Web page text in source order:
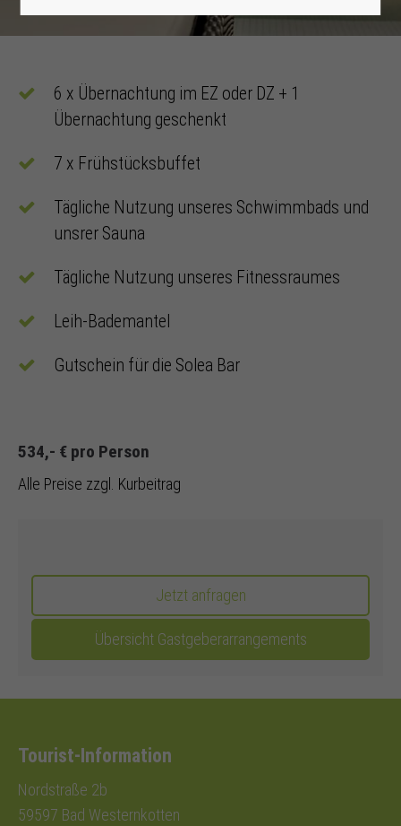
6 x Übernachtung im EZ oder DZ + 1
Übernachtung geschenkt
7 x Frühstücksbuffet
Tägliche Nutzung unseres Schwimmbads und
unsrer Sauna
Tägliche Nutzung unseres Fitnessraumes
Leih-Bademantel
Gutschein für die Solea Bar
534,- € pro Person
Alle Preise zzgl. Kurbeitrag
Jetzt anfragen
Übersicht Gastgeberarrangements
Tourist-Information
Nordstraße 2b
59597 Bad Westernkotten